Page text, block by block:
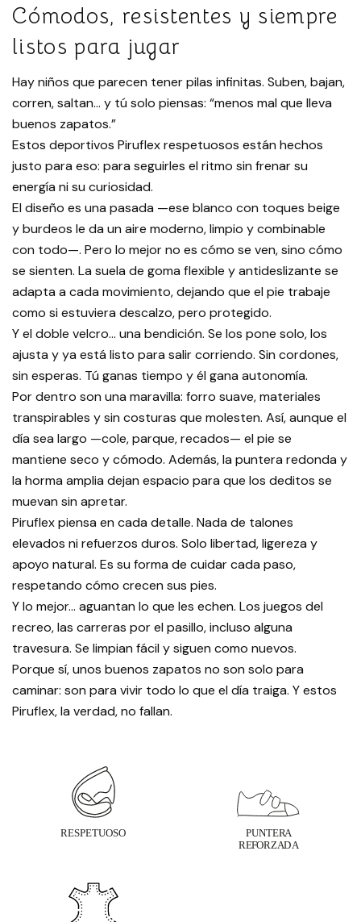
Cómodos, resistentes y siempre
listos para jugar
Hay niños que parecen tener pilas infinitas. Suben, bajan,
corren, saltan… y tú solo piensas: “menos mal que lleva
buenos zapatos.”
Estos deportivos Piruflex respetuosos están hechos
justo para eso: para seguirles el ritmo sin frenar su
energía ni su curiosidad.
El diseño es una pasada —ese blanco con toques beige
y burdeos le da un aire moderno, limpio y combinable
con todo—. Pero lo mejor no es cómo se ven, sino cómo
se sienten. La suela de goma flexible y antideslizante se
adapta a cada movimiento, dejando que el pie trabaje
como si estuviera descalzo, pero protegido.
Y el doble velcro... una bendición. Se los pone solo, los
ajusta y ya está listo para salir corriendo. Sin cordones,
sin esperas. Tú ganas tiempo y él gana autonomía.
Por dentro son una maravilla: forro suave, materiales
transpirables y sin costuras que molesten. Así, aunque el
día sea largo —cole, parque, recados— el pie se
mantiene seco y cómodo. Además, la puntera redonda y
la horma amplia dejan espacio para que los deditos se
muevan sin apretar.
Piruflex piensa en cada detalle. Nada de talones
elevados ni refuerzos duros. Solo libertad, ligereza y
apoyo natural. Es su forma de cuidar cada paso,
respetando cómo crecen sus pies.
Y lo mejor… aguantan lo que les echen. Los juegos del
recreo, las carreras por el pasillo, incluso alguna
travesura. Se limpian fácil y siguen como nuevos.
Porque sí, unos buenos zapatos no son solo para
caminar: son para vivir todo lo que el día traiga. Y estos
Piruflex, la verdad, no fallan.